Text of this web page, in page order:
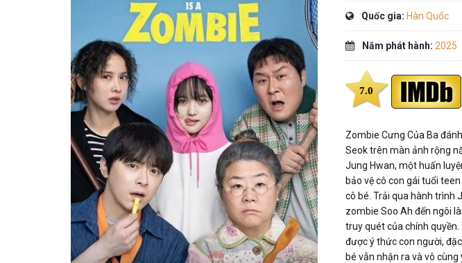
Quốc gia: Hàn Quốc
Năm phát hành: 2025
7.0
Zombie Cưng Của Ba
Seok trên màn ảnh rộng
Jung Hwan, một huấn
bảo vệ cô con gái tuổi
cô bé. Trải qua hành trình
zombie Soo Ah đến ngôi
truy quét của chính
được ý thức con người,
bé vẫn nhận ra và vô